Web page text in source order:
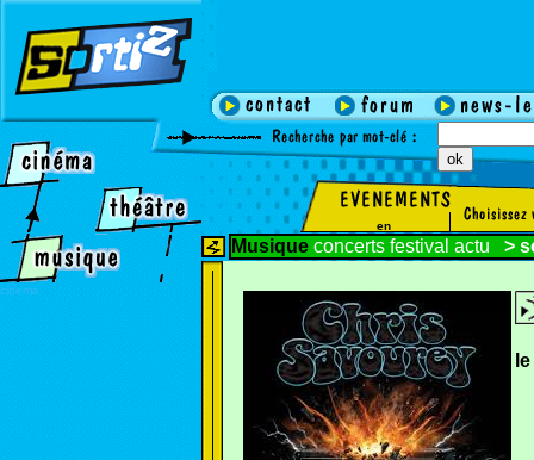
en
cinema
Musique concerts festival actu >